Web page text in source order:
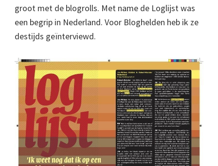
groot met de blogrolls. Met name de Loglijst was
een begrip in Nederland. Voor Bloghelden heb ik ze
destijds geïnterviewd.